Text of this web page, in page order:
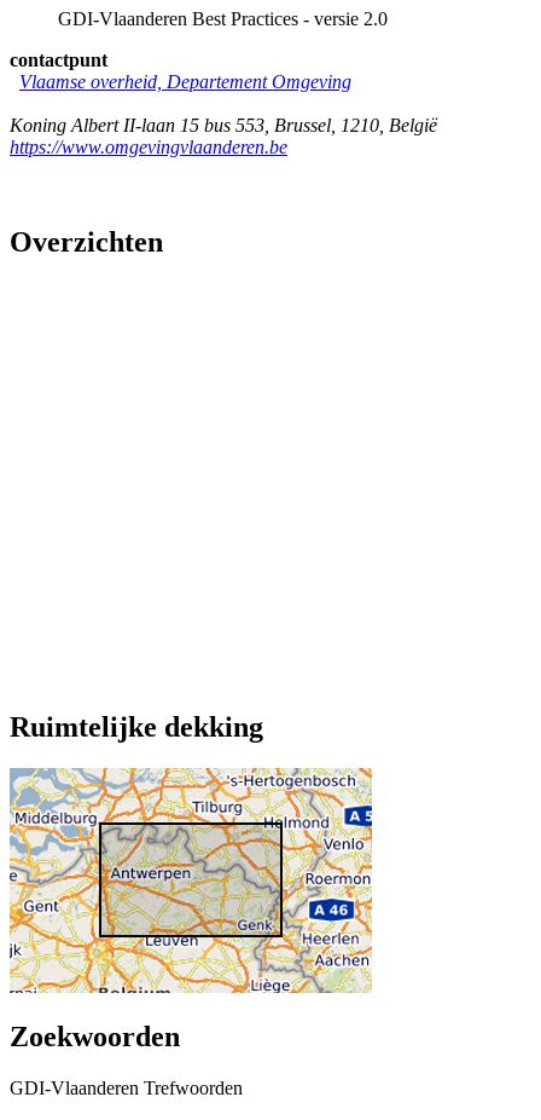
GDI-Vlaanderen Best Practices - versie 2.0
contactpunt
Vlaamse overheid, Departement Omgeving
Koning Albert II-laan 15 bus 553 Brussel 1210 België
https://www.omgevingvlaanderen.be
Overzichten
Ruimtelijke dekking
Zoekwoorden
GDI-Vlaanderen Trefwoorden